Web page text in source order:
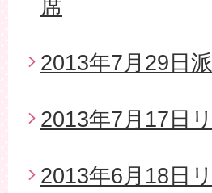
席
2013年7月29日
2013年7月17日
2013年6月18日